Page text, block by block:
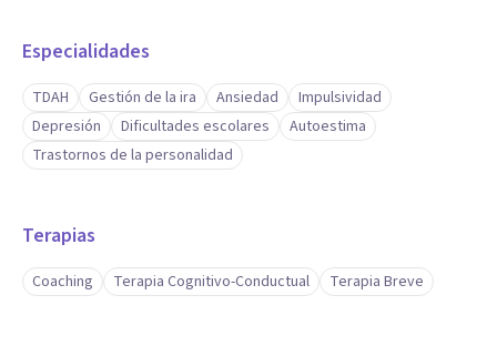
Especialidades
TDAH Gestión de la ira Ansiedad
Impulsividad
Depresión
Dificultades escolares
Autoestima
Trastornos de la personalidad
Terapias
Coaching Terapia Cognitivo-Conductual Terapia Breve